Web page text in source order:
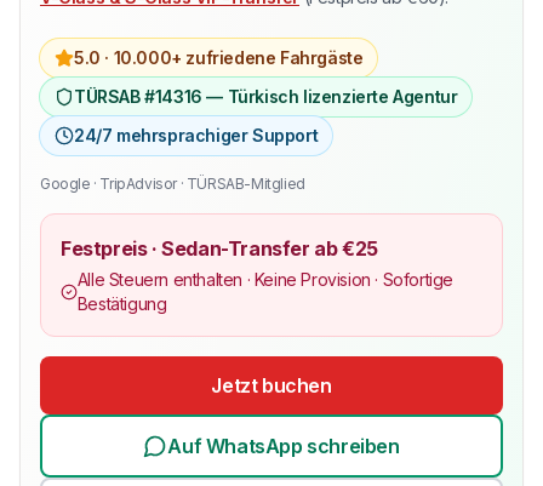
5.0 · 10.000+ zufriedene Fahrgäste
TÜRSAB #14316 — Türkisch lizenzierte Agentur
24/7 mehrsprachiger Support
Google · TripAdvisor · TÜRSAB-Mitglied
Festpreis · Sedan-Transfer ab €25
Alle Steuern enthalten · Keine Provision · Sofortige
Bestätigung
Jetzt buchen
Auf WhatsApp schreiben